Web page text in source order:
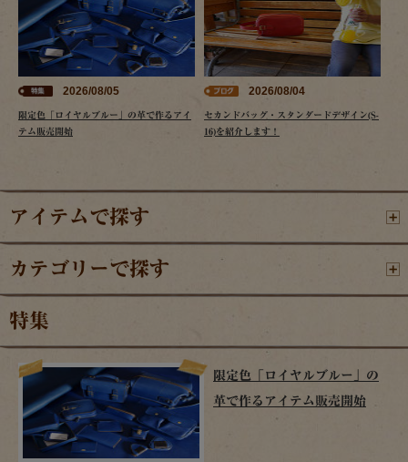
2026/08/05
限定色「ロイヤルブルー」の革で作るアイ
テム販売開始
2026/08/04
セカンドバッグ・スタンダードデザイン(S-
16)を紹介します！
アイテムで探す
カテゴリーで探す
特集
限定色「ロイヤルブルー」の
革で作るアイテム販売開始